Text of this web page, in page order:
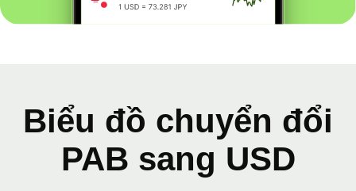
Biểu đồ chuyển đổi
PAB sang USD